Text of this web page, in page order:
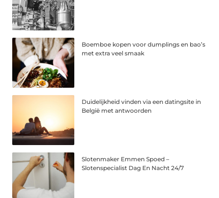
Boemboe kopen voor dumplings en bao’s
met extra veel smaak
Duidelijkheid vinden via een datingsite in
België met antwoorden
Slotenmaker Emmen Spoed –
Slotenspecialist Dag En Nacht 24/7